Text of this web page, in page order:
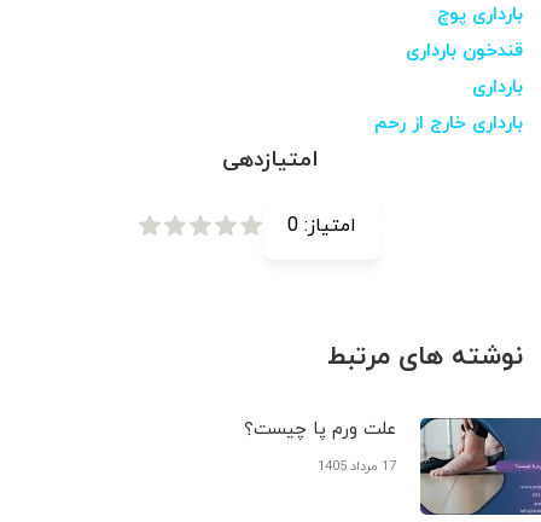
بارداری پوچ
قندخون بارداری
بارداری
بارداری خارج از رحم
امتیازدهی
امتیاز: 0
نوشته های مرتبط
علت ورم پا چیست؟
17 مرداد 1405